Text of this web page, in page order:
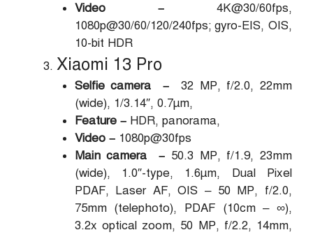
Video –4K@30/60fps,
1080p@30/60/120/240fps; gyro-EIS, OIS,
10-bit HDR
Xiaomi 13 Pro
Selfie camera – 32 MP, f/2.0, 22mm
(wide), 1/3.14″, 0.7µm,
Feature –HDR, panorama,
Video –1080p@30fps
Main camera – 50.3 MP, f/1.9, 23mm
(wide), 1.0″-type, 1.6µm, Dual Pixel
PDAF, Laser AF, OIS – 50 MP, f/2.0,
75mm (telephoto), PDAF (10cm – ∞),
3.2x optical zoom, 50 MP, f/2.2, 14mm,